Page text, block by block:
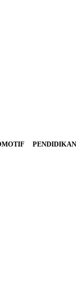
PENDIDIKAN